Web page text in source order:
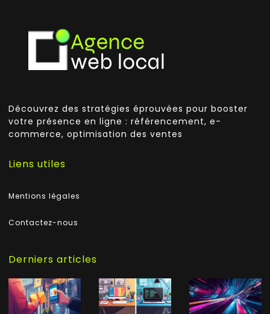
Découvrez des stratégies éprouvées pour booster
votre présence en ligne : référencement, e-
commerce, optimisation des ventes
Liens utiles
Mentions légales
Contactez-nous
Derniers articles